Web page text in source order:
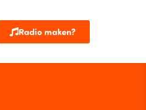
Radio maken?